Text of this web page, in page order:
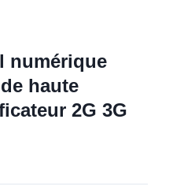
numérique
haute
2G 3G